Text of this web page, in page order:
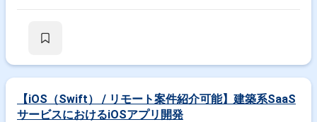
【iOS（Swift） / リモート案件紹介可能】建築系SaaS
サービスにおけるiOSアプリ開発